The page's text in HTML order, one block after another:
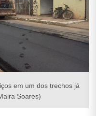
em um dos trechos já
Soares)